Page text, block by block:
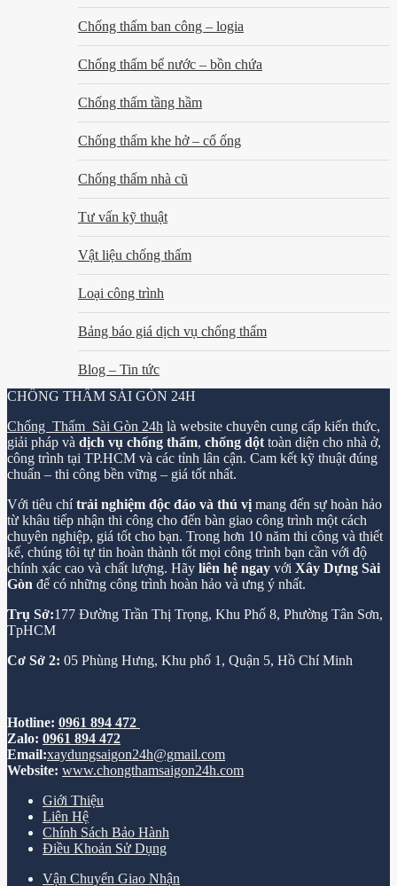
Chống thấm ban công – logia
Chống thấm bể nước – bồn chứa
Chống thấm tầng hầm
Chống thấm khe hở – cổ ống
Chống thấm nhà cũ
Tư vấn kỹ thuật
Vật liệu chống thấm
Loại công trình
Bảng báo giá dịch vụ chống thấm
Blog – Tin tức
CHỐNG THẤM SÀI GÒN 24H
Chống Thấm Sài Gòn 24h là website chuyên cung cấp kiến thức,
giải pháp và dịch vụ chống thấm, chống dột toàn diện cho nhà ở,
công trình tại TP.HCM và các tỉnh lân cận. Cam kết kỹ thuật đúng
chuẩn – thi công bền vững – giá tốt nhất.
Với tiêu chítrải nghiệm độc đáo và thú vị mang đến sự hoàn hảo
từ khâu tiếp nhận thi công cho đến bàn giao công trình một cách
chuyên nghiệp, giá tốt cho bạn. Trong hơn 10 năm thi công và thiết
kế, chúng tôi tự tin hoàn thành tốt mọi công trình bạn cần với độ
chính xác cao và chất lượng. Hãy liên hệ ngay với Xây Dựng Sài
Gòn để có những công trình hoàn hảo và ưng ý nhất.
Trụ Sở:177 Đường Trần Thị Trọng, Khu Phố 8, Phường Tân Sơn,
TpHCM
Cơ Sở 2: 05 Phùng Hưng, Khu phố 1, Quận 5, Hồ Chí Minh
Hotline: 0961 894 472
Zalo: 0961 894 472
Email:xaydungsaigon24h@gmail.com
Website: www.chongthamsaigon24h.com
Giới Thiệu
Liên Hệ
Chính Sách Bảo Hành
Điều Khoản Sử Dụng
Vận Chuyển Giao Nhận